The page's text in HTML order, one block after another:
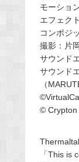
モーショ
エフェク
コンポジ
撮影：片
サウンド
サウンド
（
©︎ Crypton
「This is